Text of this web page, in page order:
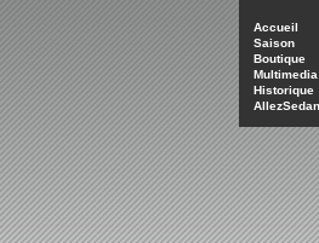
Accueil
Saison
Boutique
Multimedia
Historique